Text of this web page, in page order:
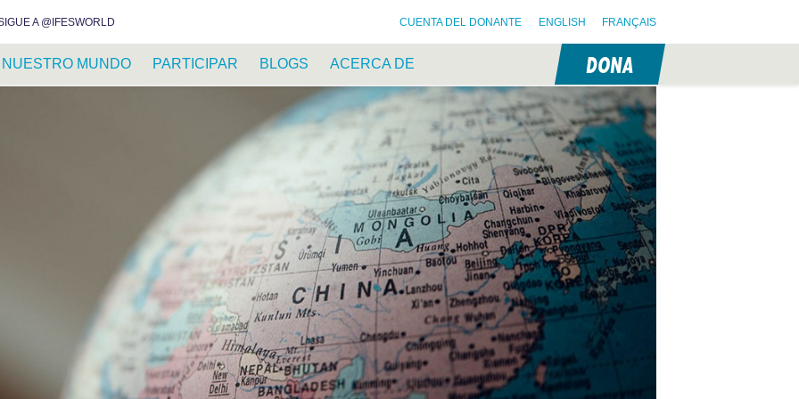
A @IFESWORLD CUENTA DEL DONANTE ENGLISH FRANÇAIS
NUESTRO MUNDO PARTICIPAR BLOGS ACERCA DE DONA